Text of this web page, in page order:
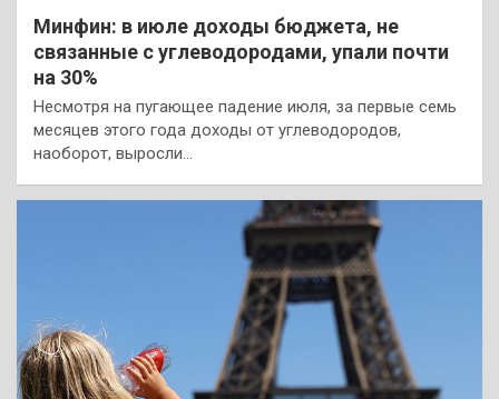
Минфин: в июле доходы бюджета, не
связанные с углеводородами, упали почти
на 30%
Несмотря на пугающее падение июля, за первые семь
месяцев этого года доходы от углеводородов,
наоборот, выросли…